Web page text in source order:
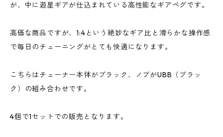
が、中に遊星ギアが仕込まれている高性能なギアペグです。
高価な商品ですが、1:4という絶妙なギア比と滑らかな操作感
で毎日のチューニングがとても快適になります。
こちらはチューナー本体がブラック、ノブがUBB（ブラッ
ク）の組み合わせです。
4個で1セットでの販売となります。